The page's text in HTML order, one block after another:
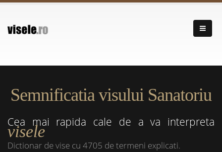
Semnificatia visului Sanatoriu
Cea mai rapida cale de a va interpreta
visele
Dictionar de vise cu 4705 de termeni explicati.